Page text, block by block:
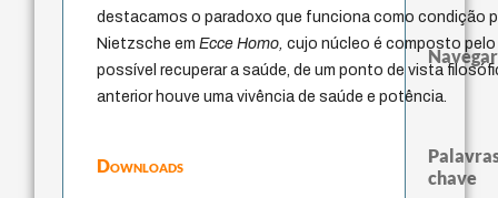
destacamos o paradoxo que funciona como condição
Nietzsche emEcce Homo,cujo núcleo é composto
possível recuperar a saúde, de um ponto de vista
anterior houve uma vivência de saúde e potência.
Downloads
Navegar
chave